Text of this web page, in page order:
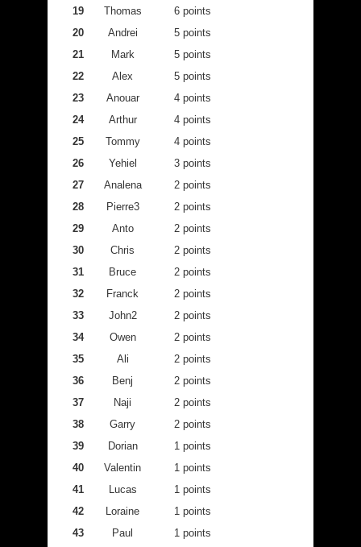
19
Thomas
6 points
20
Andrei
5 points
21
Mark
5 points
22
Alex
5 points
23
Anouar
4 points
24
Arthur
4 points
25
Tommy
4 points
26
Yehiel
3 points
27
Analena
2 points
28
Pierre3
2 points
29
Anto
2 points
30
Chris
2 points
31
Bruce
2 points
32
Franck
2 points
33
John2
2 points
34
Owen
2 points
35
Ali
2 points
36
Benj
2 points
37
Naji
2 points
38
Garry
2 points
39
Dorian
1 points
40
Valentin
1 points
41
Lucas
1 points
42
Loraine
1 points
43
Paul
1 points